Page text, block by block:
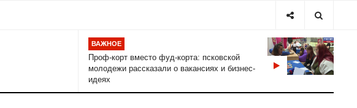
ВАЖНОЕ
Проф-корт вместо фуд-корта: псковской
молодежи рассказали о вакансиях и бизнес-
идеях